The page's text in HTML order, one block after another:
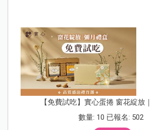
【免費試吃】實心蛋捲 窗花綻放
數量: 10 已報名: 502